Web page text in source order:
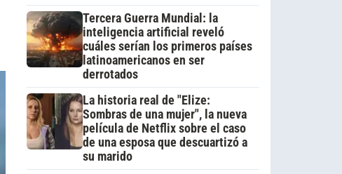
Tercera Guerra Mundial: la
inteligencia artificial reveló
cuáles serían los primeros países
latinoamericanos en ser
derrotados
La historia real de "Elize:
Sombras de una mujer", la nueva
película de Netflix sobre el caso
de una esposa que descuartizó a
su marido